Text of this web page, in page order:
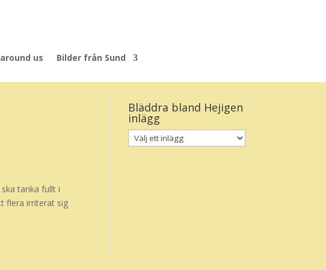
us Bilder från Sund
tanka fullt i
flera irriterat sig
Bläddra bland Hejigen
inlägg